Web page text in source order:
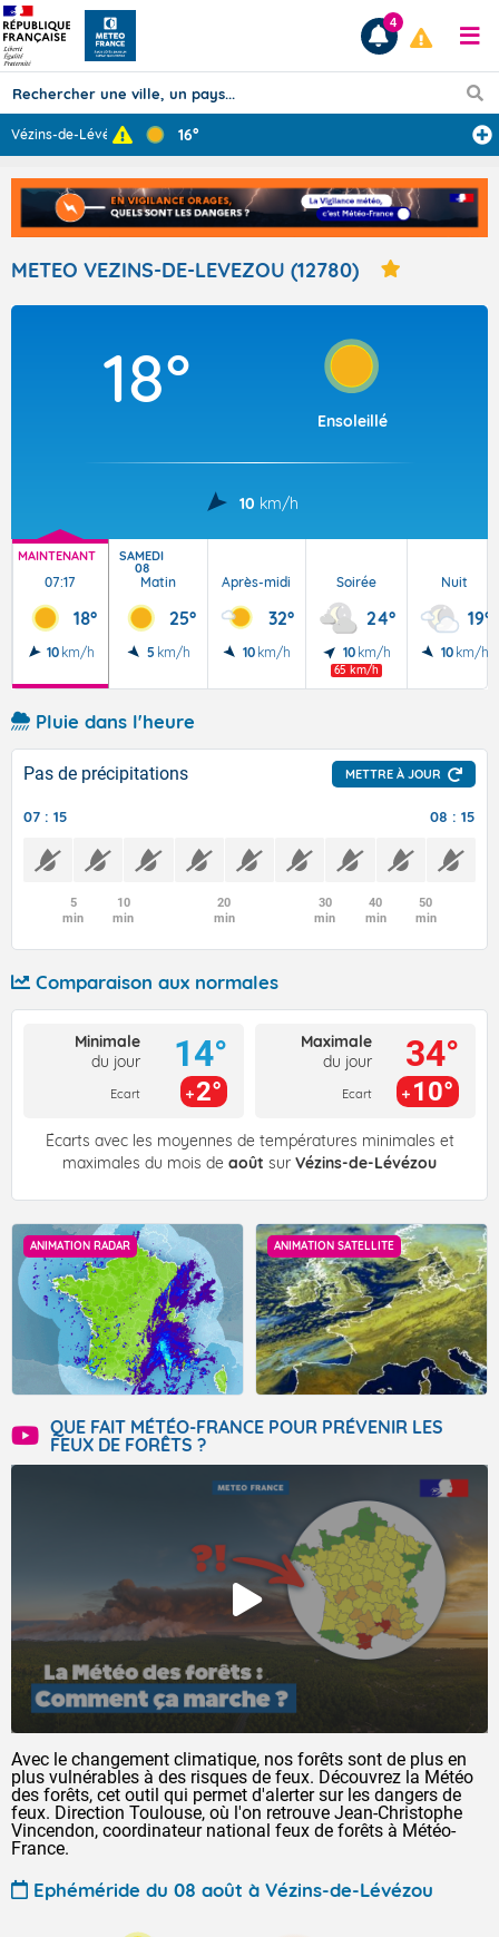
Prévisions
TOUS LES RÉSULTATS
Articles
4
Vézins-de-Lévéz... 16°
METEO VEZINS-DE-LEVEZOU (12780)
18°
Ensoleillé
10 km/h
MAINTENANT
07:17
18°
10 km/h
SAMEDI
08
Matin
25°
5 km/h
Après-midi
32°
10 km/h
Soirée
24°
10 km/h
65 km/h
Nuit
19°
10 km/h
Pluie dans l'heure
Pas de précipitations METTRE À JOUR
07 : 15 08 : 15
5
min
10
min
20
min
30
min
40
min
50
min
Comparaison aux normales
Minimale
du jour
Ecart
14°
2°
Maximale
du jour
Ecart
34°
10°
Écarts avec les moyennes de températures minimales et
maximales du mois de août sur Vézins-de-Lévézou
ANIMATION RADAR ANIMATION SATELLITE
QUE FAIT MÉTÉO-FRANCE POUR PRÉVENIR LES
FEUX DE FORÊTS ?
Avec le changement climatique, nos forêts sont de plus en
plus vulnérables à des risques de feux. Découvrez la Météo
des forêts, cet outil qui permet d'alerter sur les dangers de
feux. Direction Toulouse, où l'on retrouve Jean-Christophe
Vincendon, coordinateur national feux de forêts à Météo-
France.
Ephéméride du 08 août à Vézins-de-Lévézou